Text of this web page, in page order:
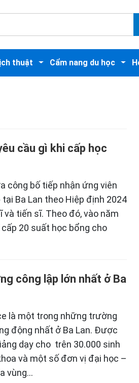
thuật Cẩm nang du học
cầu gì khi cấp học
công bố tiếp nhận ứng viên
Ba Lan theo Hiệp định 2024
tiến sĩ. Theo đó, vào năm
cấp 20 suất học bổng cho
công lập lớn nhất ở Ba
là một trong những trường
động nhất ở Ba Lan. Được
dạy cho trên 30.000 sinh
và một số đơn vị đại học –
vùng…